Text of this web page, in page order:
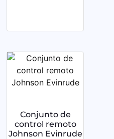
Conjunto de
control remoto
Johnson Evinrude